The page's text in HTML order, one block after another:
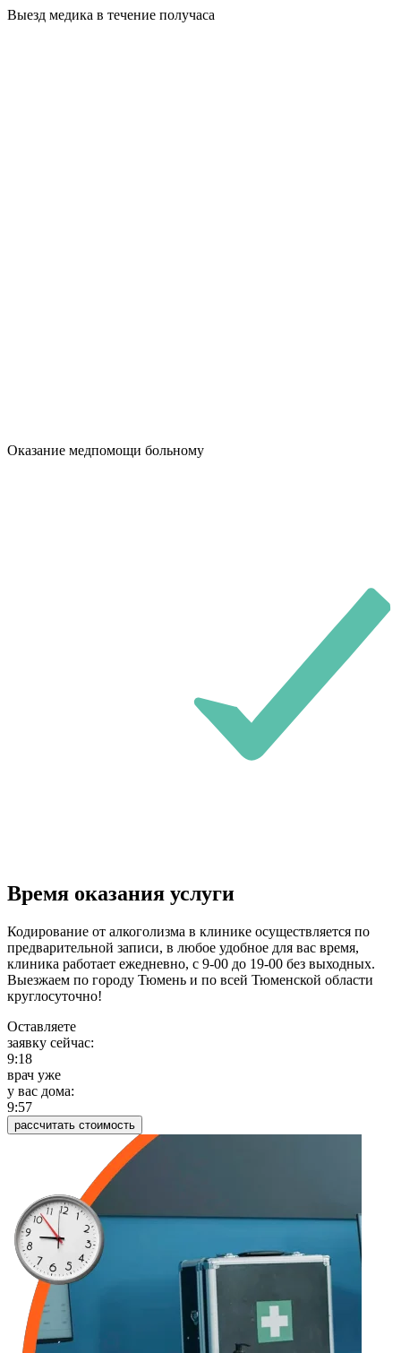
Выезд медика в течение получаса
Оказание медпомощи больному
Время оказания услуги
Кодирование от алкоголизма в клинике осуществляется по
предварительной записи, в любое удобное для вас время,
клиника работает ежедневно, с 9-00 до 19-00 без выходных.
Выезжаем по городу Тюмень и по всей Тюменской области
круглосуточно!
Оставляете
заявку сейчас:
9:19
врач уже
у вас дома:
9:58
рассчитать стоимость